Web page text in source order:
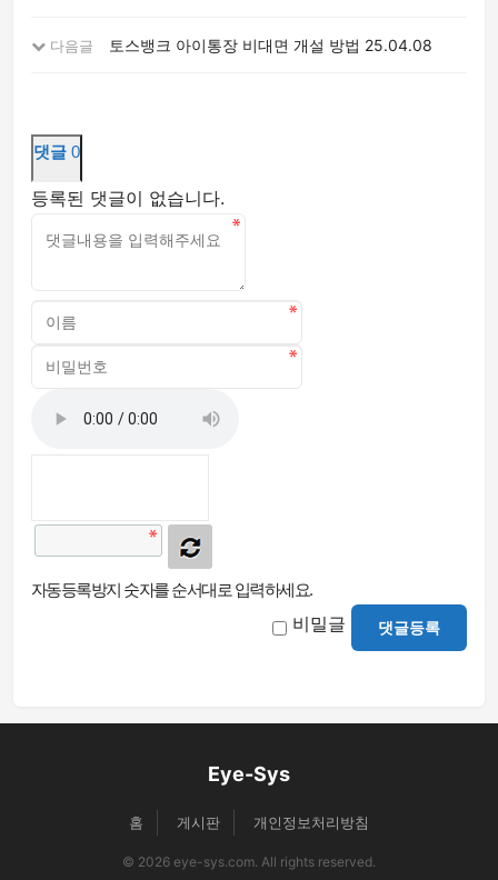
다음글 토스뱅크 아이통장 비대면 개설 방법 25.04.08
댓글 0
등록된 댓글이 없습니다.
자동등록방지 숫자를 순서대로 입력하세요.
비밀글 댓글등록
Eye-Sys
홈 게시판 개인정보처리방침
© 2026 eye-sys.com. All rights reserved.